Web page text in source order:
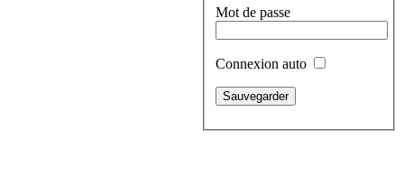
Mot de passe
Connexion auto